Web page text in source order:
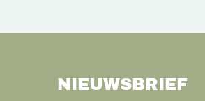
NIEUWSBRIEF